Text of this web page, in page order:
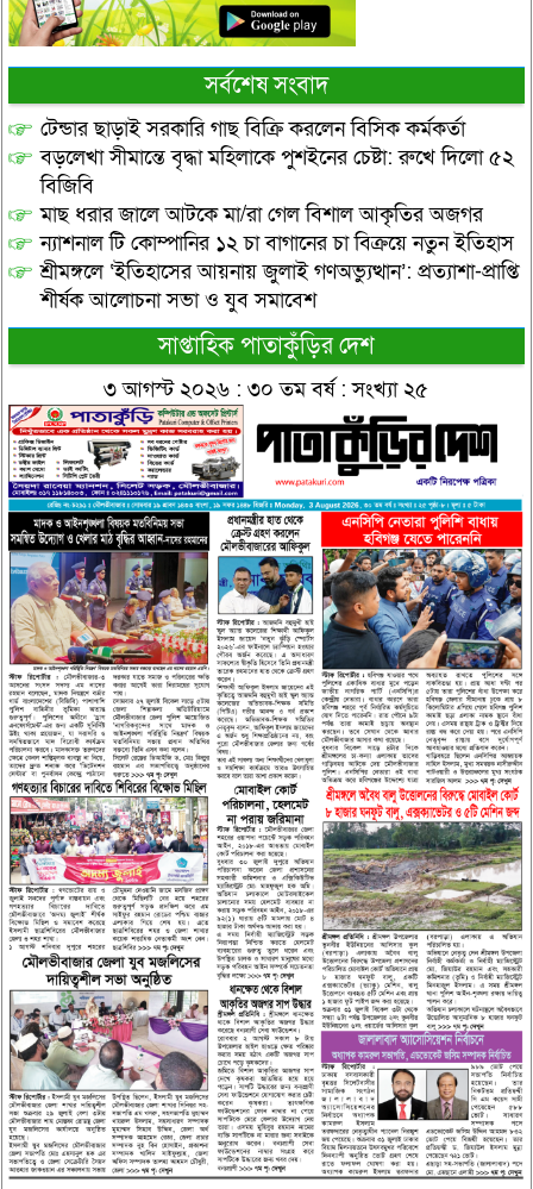
সর্বশেষ সংবাদ
টেন্ডার ছাড়াই সরকারি গাছ বিক্রি করলেন বিসিক কর্মকর্তা
বড়লেখা সীমান্তে বৃদ্ধা মহিলাকে পুশইনের চেষ্টা: রুখে দিলো ৫২
বিজিবি
মাছ ধরার জালে আটকে মা/রা গেল বিশাল আকৃতির অজগর
ন্যাশনাল টি কোম্পানির ১২ চা বাগানের চা বিক্রয়ে নতুন ইতিহাস
শ্রীমঙ্গলে ‘ইতিহাসের আয়নায় জুলাই গণঅভ্যুত্থান’: প্রত্যাশা-প্রাপ্তি
শীর্ষক আলোচনা সভা ও যুব সমাবেশ
সাপ্তাহিক পাতাকুঁড়ির দেশ
৩ আগস্ট ২০২৬ : ৩০ তম বর্ষ : সংখ্যা ২৫